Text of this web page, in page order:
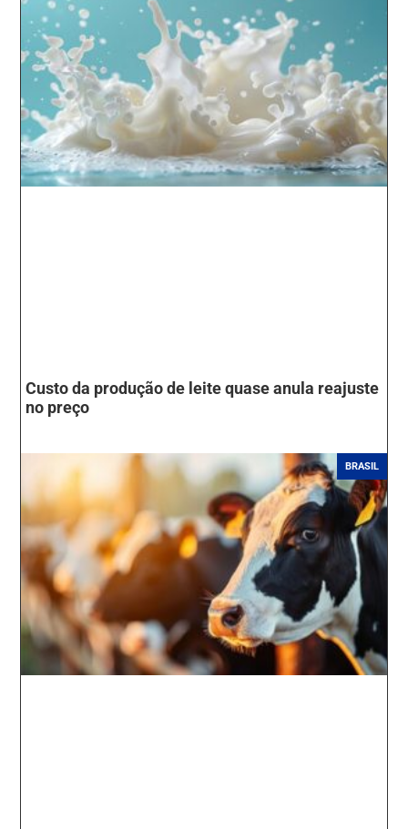
Custo da produção de leite quase anula reajuste
no preço
BRASIL